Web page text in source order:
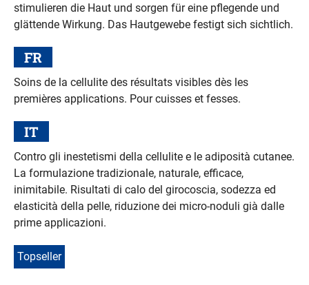
stimulieren die Haut und sorgen für eine pflegende und
glättende Wirkung. Das Hautgewebe festigt sich sichtlich.
FR
Soins de la cellulite des résultats visibles dès les
premières applications. Pour cuisses et fesses.
IT
Contro gli inestetismi della cellulite e le adiposità cutanee.
La formulazione tradizionale, naturale, efficace,
inimitabile. Risultati di calo del girocoscia, sodezza ed
elasticità della pelle, riduzione dei micro-noduli già dalle
prime applicazioni.
Topseller